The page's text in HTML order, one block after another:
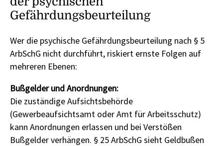
Gefährdungsbeurteilung
Wer die psychische Gefährdungsbeurteilung nach § 5
ArbSchG nicht durchführt, riskiert ernste Folgen auf
mehreren Ebenen:
Bußgelder und Anordnungen:
Die zuständige Aufsichtsbehörde
(Gewerbeaufsichtsamt oder Amt für Arbeitsschutz)
kann Anordnungen erlassen und bei Verstößen
Bußgelder verhängen. § 25 ArbSchG sieht Geldbußen